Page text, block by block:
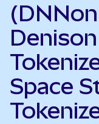
Space